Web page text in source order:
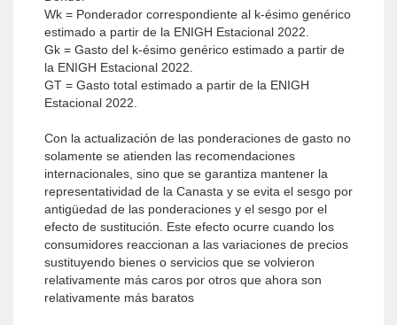
Wk = Ponderador correspondiente al k-ésimo genérico
estimado a partir de la ENIGH Estacional 2022.
Gk = Gasto del k-ésimo genérico estimado a partir de
la ENIGH Estacional 2022.
GT = Gasto total estimado a partir de la ENIGH
Estacional 2022.
Con la actualización de las ponderaciones de gasto no
solamente se atienden las recomendaciones
internacionales, sino que se garantiza mantener la
representatividad de la Canasta y se evita el sesgo por
antigüedad de las ponderaciones y el sesgo por el
efecto de sustitución. Este efecto ocurre cuando los
consumidores reaccionan a las variaciones de precios
sustituyendo bienes o servicios que se volvieron
relativamente más caros por otros que ahora son
relativamente más baratos